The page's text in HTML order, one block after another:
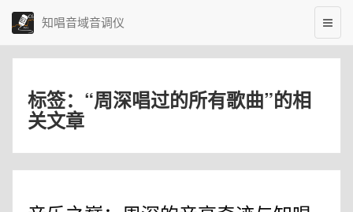
知唱音域音调仪
标签：“周深唱过的所有歌曲”的相
关文章